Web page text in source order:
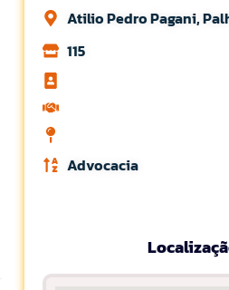
Atilio Pedro Pagani,
115
Advocacia